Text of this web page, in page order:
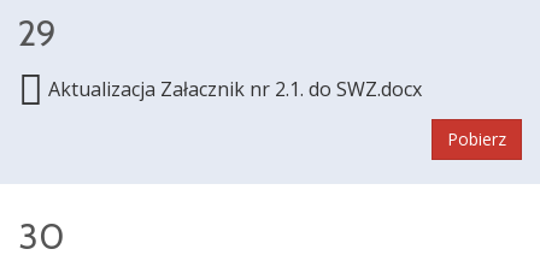
29
Aktualizacja Załacznik nr 2.1. do SWZ.docx
Pobierz
30